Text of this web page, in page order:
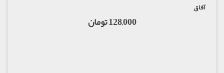
آفاق
128,000 تومان